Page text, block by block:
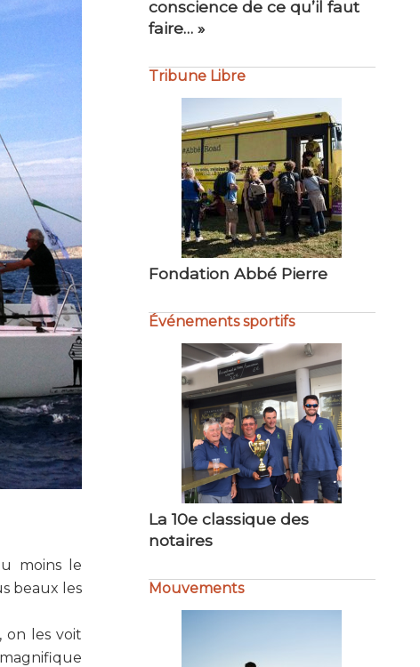
moins le
beaux les
on les voit
Tribune Libre
Tribune ouverte au… CCFD-
Terre Solidaire
Événements sportifs
Not’Air en mer
Mouvements